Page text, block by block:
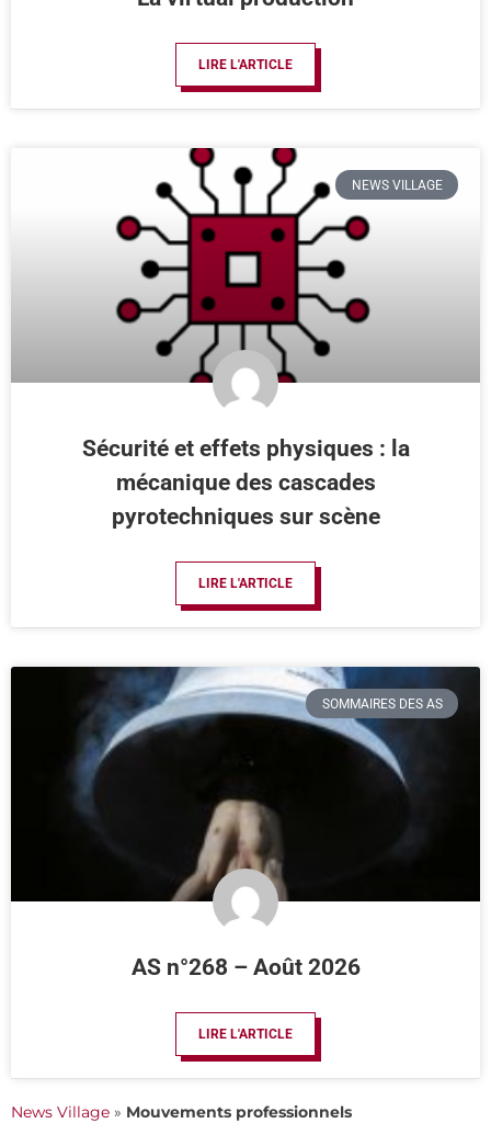
LIRE L'ARTICLE
NEWS VILLAGE
Sécurité et effets physiques : la
mécanique des cascades
pyrotechniques sur scène
LIRE L'ARTICLE
SOMMAIRES DES AS
AS n°268 – Août 2026
LIRE L'ARTICLE
News Village » Mouvements professionnels